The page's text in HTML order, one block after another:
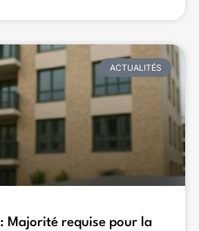
ACTUALITÉS
Majorité requise pour la